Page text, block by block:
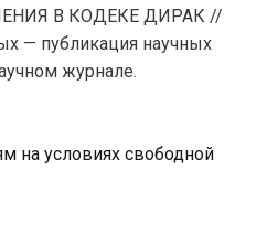
В КОДЕКЕ ДИРАК //
— публикация научных
журнале.
на условиях свободной